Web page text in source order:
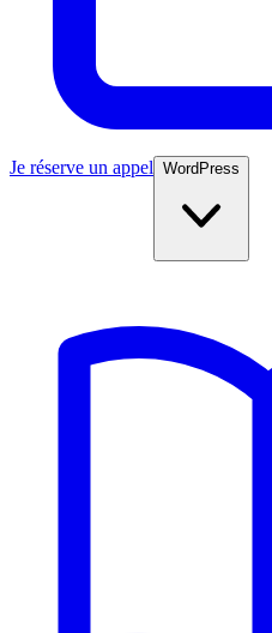
Je réserve un appel WordPress